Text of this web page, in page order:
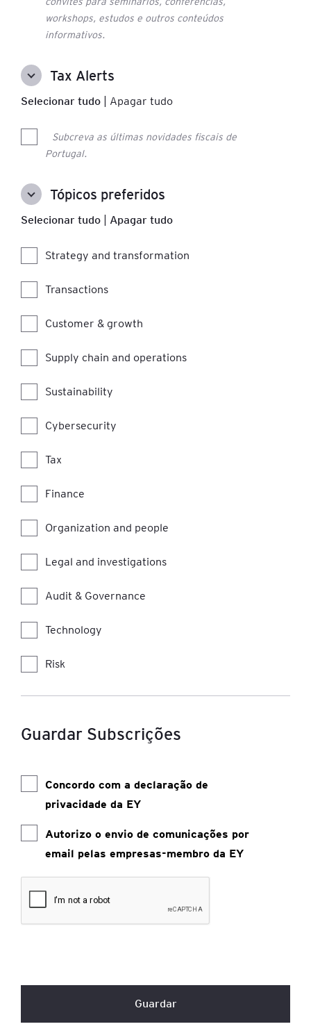
workshops, estudos e outros conteúdos
informativos.
Tax Alerts
Selecionar tudo Apagar tudo
Subcreva as últimas novidades fiscais de
Portugal.
Tópicos preferidos
Selecionar tudo Apagar tudo
Strategy and transformation
Transactions
Customer & growth
Supply chain and operations
Sustainability
Cybersecurity
Tax
Finance
Organization and people
Legal and investigations
Audit & Governance
Technology
Risk
Guardar Subscrições
Concordo com a declaração de
privacidade da EY
Autorizo o envio de comunicações por
email pelas empresas-membro da EY
Guardar